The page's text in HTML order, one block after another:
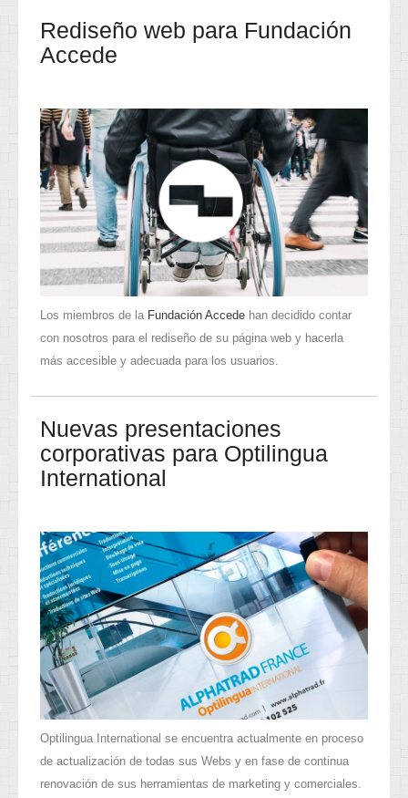
Rediseño web para Fundación
Accede
Los miembros de la Fundación Accede han decidido contar
con nosotros para el rediseño de su página web y hacerla
más accesible y adecuada para los usuarios.
Nuevas presentaciones
corporativas para Optilingua
International
Optilingua International se encuentra actualmente en proceso
de actualización de todas sus Webs y en fase de continua
renovación de sus herramientas de marketing y comerciales.